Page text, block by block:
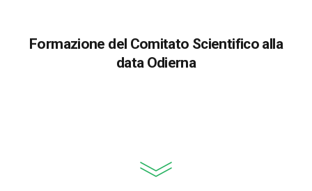
Formazione del Comitato Scientifico alla
data Odierna